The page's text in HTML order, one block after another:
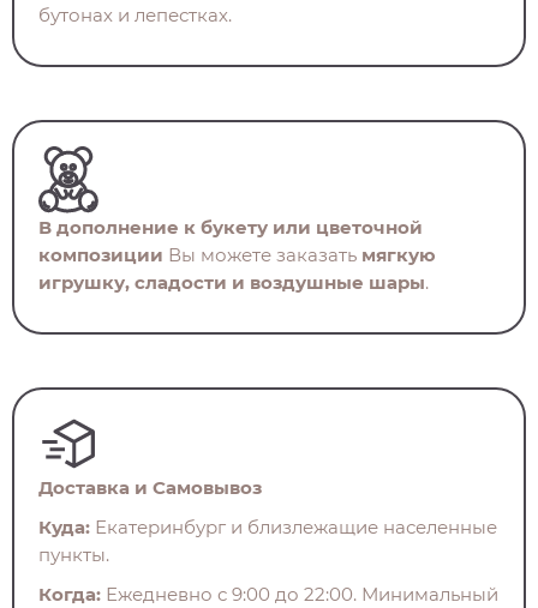
бутонах и лепестках.
В дополнение к букету или цветочной
композиции Вы можете заказать мягкую
игрушку, сладости и воздушные шары.
Доставка и Самовывоз
Куда: Екатеринбург и близлежащие населенные
пункты.
Когда: Ежедневно с 9:00 до 22:00. Минимальный